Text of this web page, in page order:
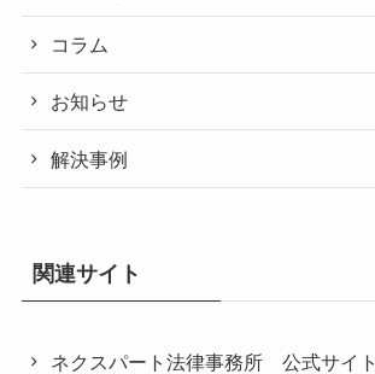
コラム
お知らせ
解決事例
関連サイト
ネクスパート法律事務所 公式サイト